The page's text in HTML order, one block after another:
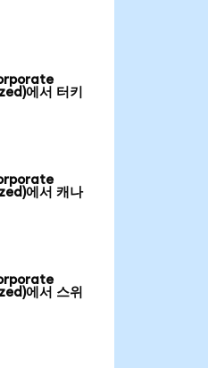
에서 터키
에서 캐나
에서 스위